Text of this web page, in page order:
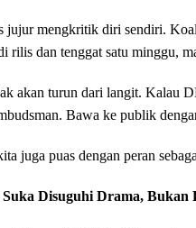
jujur mengkritik diri sendiri.
rilis dan tenggat satu minggu,
akan turun dari langit. Kalau
Bawa ke publik
juga puas dengan peran
Disuguhi Drama, Bukan